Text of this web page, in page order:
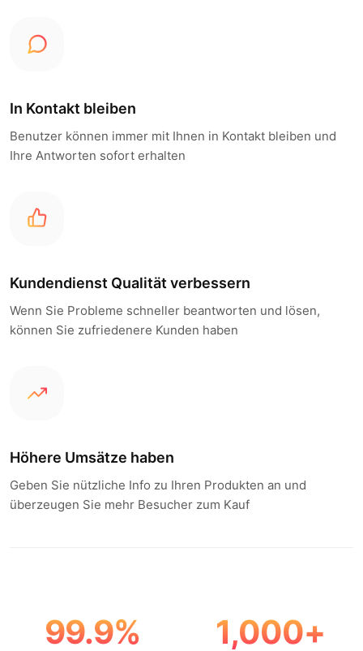
In Kontakt bleiben
Benutzer können immer mit Ihnen in Kontakt bleiben und
Ihre Antworten sofort erhalten
Kundendienst Qualität verbessern
Wenn Sie Probleme schneller beantworten und lösen,
können Sie zufriedenere Kunden haben
Höhere Umsätze haben
Geben Sie nützliche Info zu Ihren Produkten an und
überzeugen Sie mehr Besucher zum Kauf
99.9% 1,000+